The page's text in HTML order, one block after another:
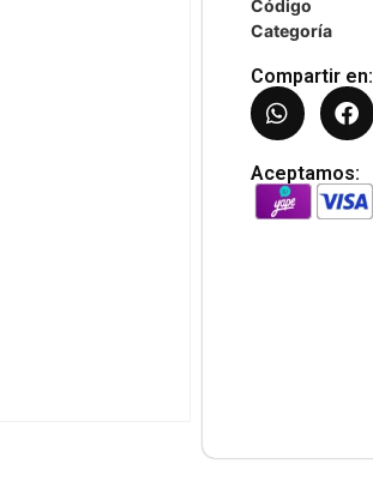
Código
Categoría
Compartir en:
Aceptamos: